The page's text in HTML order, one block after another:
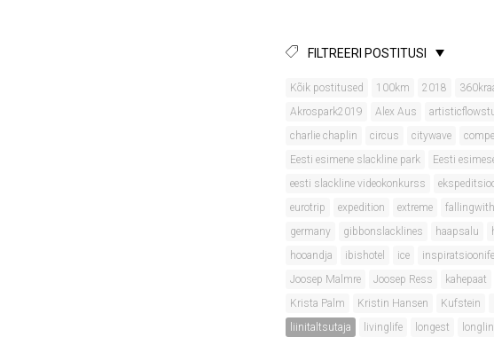
FILTREERI POSTITUSI
Kõik postitused 100km 2018
Akrospark2019
Alex Aus
charlie chaplin
circus citywave
Eesti esimene slackline park
Eesti
eesti slackline videokonkurss
eurotrip
expedition extreme
germany
gibbonslacklines haapsalu
hooandja
ibishotel ice
Joosep Malmre
Joosep Ress kahepaat
Krista Palm
Kristin Hansen Kufstein
liinitaltsutaja
livinglife longest